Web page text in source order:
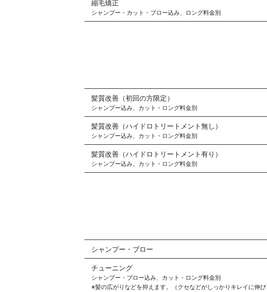
縮毛矯正
シャンプー・カット・ブロー込み、ロング料金別
髪質改善（初回の方限定）
シャンプー込み、カット・ロング料金別
髪質改善（ハイドロトリートメント無し）
シャンプー込み、カット・ロング料金別
髪質改善（ハイドロトリートメント有り）
シャンプー込み、カット・ロング料金別
シャンプー・ブロー
チューニング
シャンプー・ブロー込み、カット・ロング料金別
※髪の広がりなどを抑えます。（クセなどがしっかりキレイに伸び